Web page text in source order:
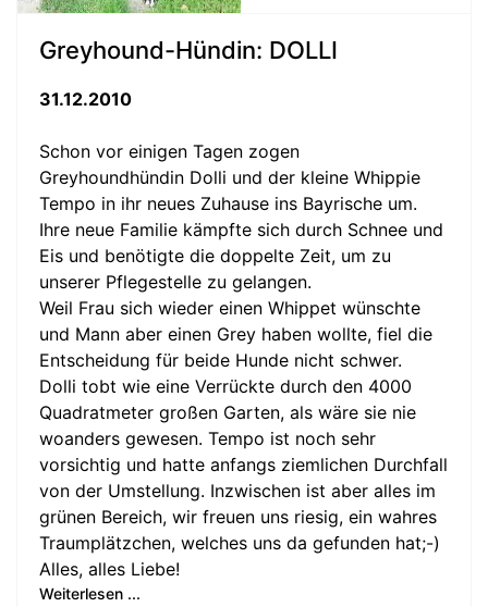
Greyhound-Hündin: DOLLI
31.12.2010
Schon vor einigen Tagen zogen
Greyhoundhündin Dolli und der kleine Whippie
Tempo in ihr neues Zuhause ins Bayrische um.
Ihre neue Familie kämpfte sich durch Schnee und
Eis und benötigte die doppelte Zeit, um zu
unserer Pflegestelle zu gelangen.
Weil Frau sich wieder einen Whippet wünschte
und Mann aber einen Grey haben wollte, fiel die
Entscheidung für beide Hunde nicht schwer.
Dolli tobt wie eine Verrückte durch den 4000
Quadratmeter großen Garten, als wäre sie nie
woanders gewesen. Tempo ist noch sehr
vorsichtig und hatte anfangs ziemlichen Durchfall
von der Umstellung. Inzwischen ist aber alles im
grünen Bereich, wir freuen uns riesig, ein wahres
Traumplätzchen, welches uns da gefunden hat;-)
Alles, alles Liebe!
Weiterlesen ...